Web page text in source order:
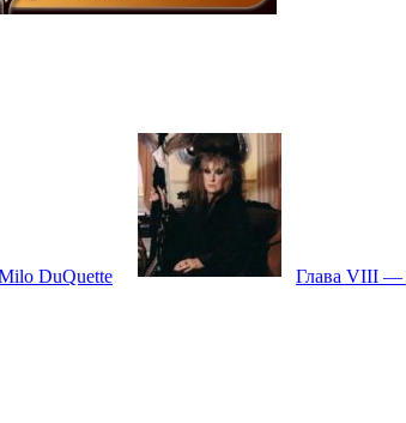
DuQuette Глава VIII —